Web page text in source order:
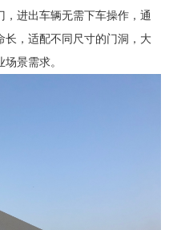
进出车辆无需下车操作，通
长，适配不同尺寸的门洞，大
景需求。